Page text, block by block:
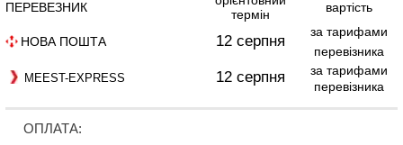
ПЕРЕВЕЗНИК
термін
вартість
НОВА ПОШТА 12 серпня
за тарифами
перевізника
MEEST-EXPRESS 12 серпня
за тарифами
перевізника
ОПЛАТА: